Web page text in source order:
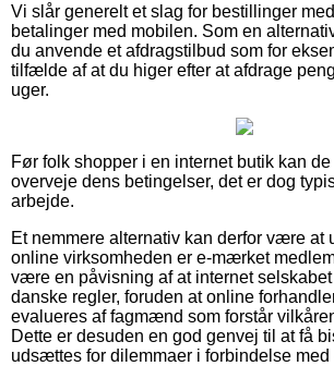
Vi slår generelt et slag for bestillinger
betalinger med mobilen. Som en
du anvende et afdragstilbud som for
tilfælde af at du higer efter at afdrage
uger.
Før folk shopper i en internet butik kan de
overveje dens betingelser, det er dog
arbejde.
Et nemmere alternativ kan derfor være at
online virksomheden er e-mærket
være en påvisning af at internet
danske regler, foruden at online
evalueres af fagmænd som forstår
Dette er desuden en god genvej til at få
udsættes for dilemmaer i forbindelse med